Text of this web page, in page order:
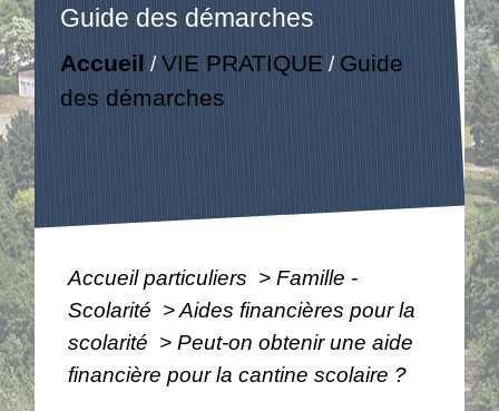
Guide des démarches
Accueil /VIE PRATIQUE / Guide
des démarches
Accueil particuliers > Famille -
Scolarité >Aides financières pour la
scolarité > Peut-on obtenir une aide
financière pour la cantine scolaire ?